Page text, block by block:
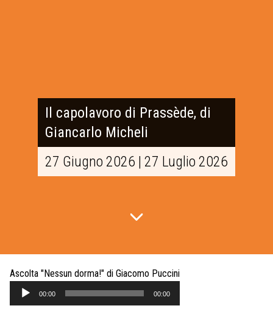
Il capolavoro di Prassède, di
Giancarlo Micheli
27 Giugno 2026 | 27 Luglio 2026
Ascolta "Nessun dorma!" di Giacomo Puccini
Audio
00:00 00:00